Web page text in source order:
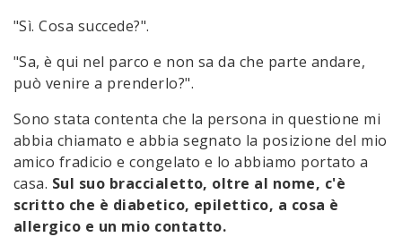
"Sì. Cosa succede?".
"Sa, è qui nel parco e non sa da che parte andare,
può venire a prenderlo?".
Sono stata contenta che la persona in questione mi
abbia chiamato e abbia segnato la posizione del mio
amico fradicio e congelato e lo abbiamo portato a
casa. Sul suo braccialetto, oltre al nome, c'è
scritto che è diabetico, epilettico, a cosa è
allergico e un mio contatto.